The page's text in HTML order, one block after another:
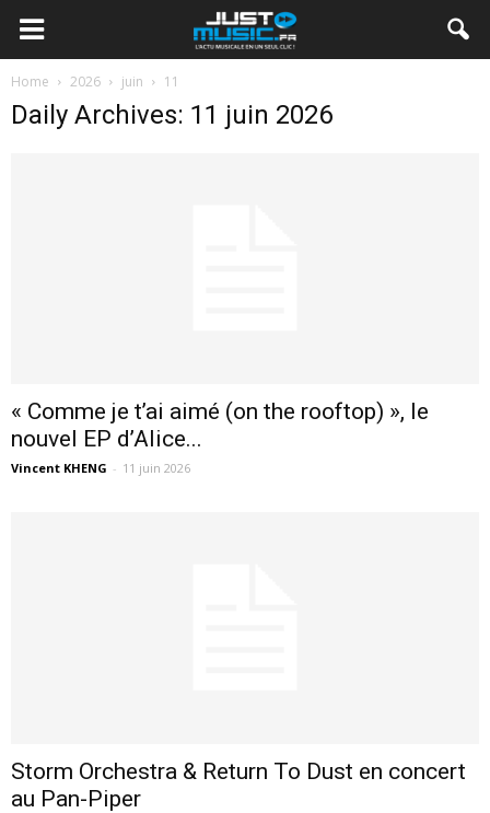
Home 2026 juin 11
Daily Archives: 11 juin 2026
« Comme je t’ai aimé (on the rooftop) », le
nouvel EP d’Alice...
Vincent KHENG - 11 juin 2026
Storm Orchestra & Return To Dust en concert
au Pan-Piper